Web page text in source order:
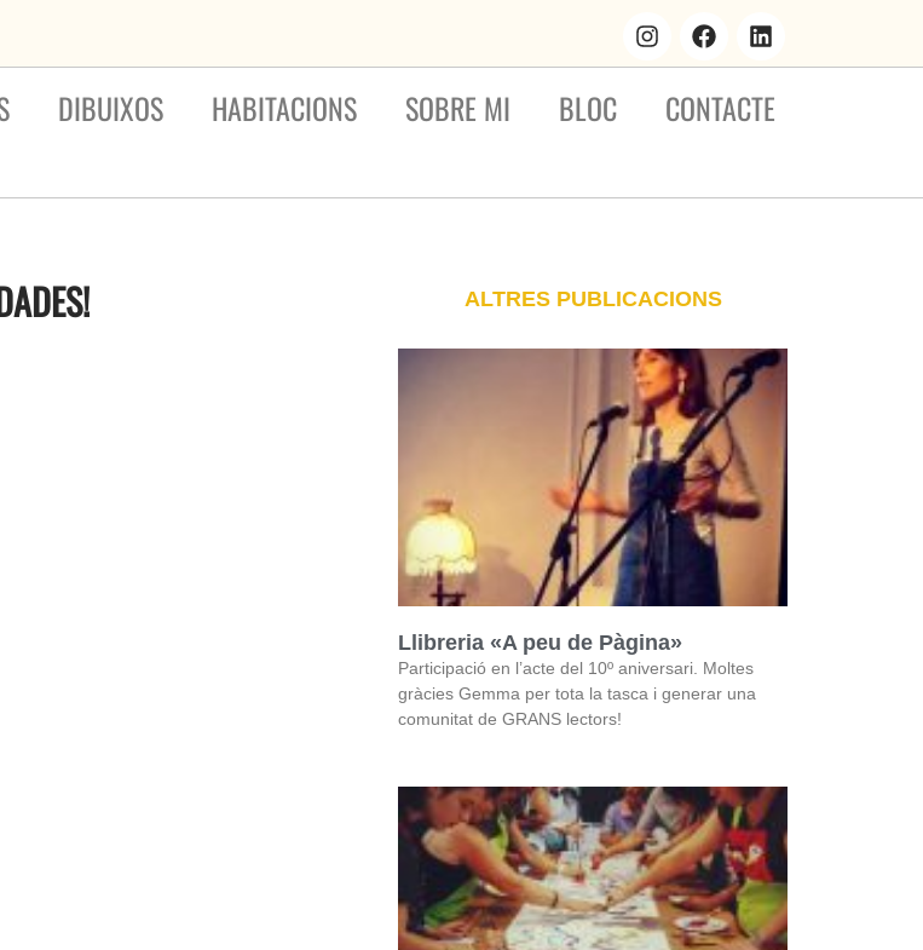
DIBUIXOS HABITACIONS SOBRE MI BLOC CONTACTE
ALTRES PUBLICACIONS
Llibreria «A peu de Pàgina»
Participació en l’acte del 10º aniversari. Moltes
gràcies Gemma per tota la tasca i generar una
comunitat de GRANS lectors!